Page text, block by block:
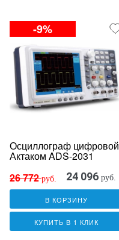
-9%
Осциллограф цифровой
Актаком ADS-2031
26 772руб. 24 096 руб.
В КОРЗИНУ
КУПИТЬ В 1 КЛИК